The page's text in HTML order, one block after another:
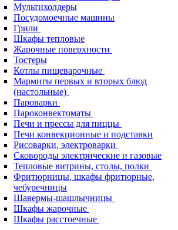
Мультихолдеры
Посудомоечные машины
Грили
Шкафы тепловые
Жарочные поверхности
Тостеры
Котлы пищеварочные
Мармиты первых и вторых блюд
(настольные)
Пароварки
Пароконвектоматы
Печи и прессы для пиццы
Печи конвекционные и подставки
Рисоварки, электроварки
Сковороды электрические и газовые
Тепловые витрины, столы, полки
Фритюрницы, шкафы фритюрные,
чебуречницы
Шавермы-шашлычницы
Шкафы жарочные
Шкафы расстоечные